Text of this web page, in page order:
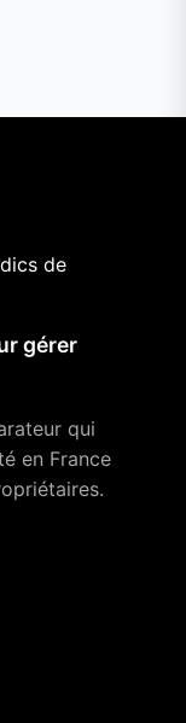
de
gérer
qui
en France